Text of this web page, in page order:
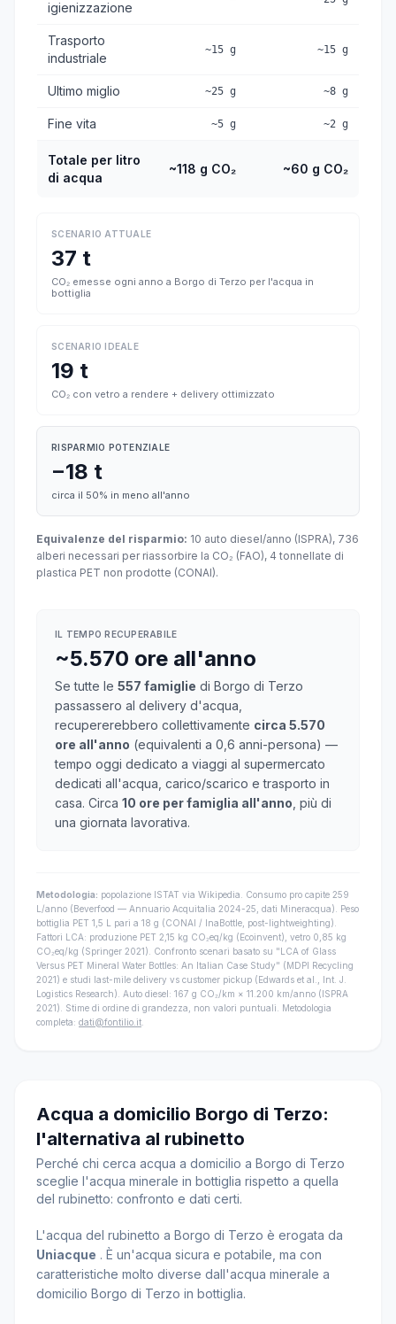
igienizzazione
Trasporto
industriale
~15 g ~15 g
Ultimo miglio ~25 g ~8 g
Fine vita ~5 g ~2 g
Totale per litro
di acqua
~118 g CO₂ ~60 g CO₂
SCENARIO ATTUALE
37 t
CO₂ emesse ogni anno a Borgo di Terzo per l'acqua in
bottiglia
SCENARIO IDEALE
19 t
CO₂ con vetro a rendere + delivery ottimizzato
RISPARMIO POTENZIALE
−18 t
circa il 50% in meno all'anno
Equivalenze del risparmio: 10 auto diesel/anno (ISPRA), 736
alberi necessari per riassorbire la CO₂ (FAO), 4 tonnellate di
plastica PET non prodotte (CONAI).
IL TEMPO RECUPERABILE
~5.570 ore all'anno
Se tutte le 557 famiglie di Borgo di Terzo
passassero al delivery d'acqua,
recupererebbero collettivamente circa 5.570
ore all'anno (equivalenti a 0,6 anni-persona) —
tempo oggi dedicato a viaggi al supermercato
dedicati all'acqua, carico/scarico e trasporto in
casa. Circa 10 ore per famiglia all'anno , più di
una giornata lavorativa.
Metodologia: popolazione ISTAT via Wikipedia. Consumo pro capite 259
L/anno (Beverfood — Annuario Acquitalia 2024-25, dati Mineracqua). Peso
bottiglia PET 1,5 L pari a 18 g (CONAI / InaBottle, post-lightweighting).
Fattori LCA: produzione PET 2,15 kg CO₂eq/kg (Ecoinvent), vetro 0,85 kg
CO₂eq/kg (Springer 2021). Confronto scenari basato su "LCA of Glass
Versus PET Mineral Water Bottles: An Italian Case Study" (MDPI Recycling
2021) e studi last-mile delivery vs customer pickup (Edwards et al., Int. J.
Logistics Research). Auto diesel: 167 g CO₂/km × 11.200 km/anno (ISPRA
2021). Stime di ordine di grandezza, non valori puntuali. Metodologia
completa: dati@fontilio.it
Acqua a domicilio Borgo di Terzo:
l'alternativa al rubinetto
Perché chi cerca acqua a domicilio a Borgo di Terzo
sceglie l'acqua minerale in bottiglia rispetto a quella
del rubinetto: confronto e dati certi.
L'acqua del rubinetto a Borgo di Terzo è erogata da
Uniacque . È un'acqua sicura e potabile, ma con
caratteristiche molto diverse dall'acqua minerale a
domicilio Borgo di Terzo in bottiglia.